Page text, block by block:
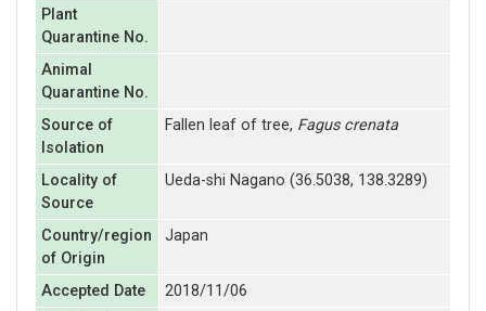
Plant
Quarantine No.
Animal
Quarantine No.
Source of
Isolation
Fallen leaf of tree, Fagus crenata
Locality of
Source
Ueda-shi Nagano (36.5038, 138.3289)
Country/region
of Origin
Japan
Accepted Date
2018/11/06